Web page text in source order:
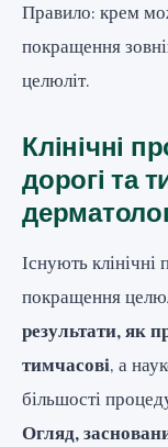
Правило: крем
покращення
целюліт.
Клінічні
дорогі та
Існують
покращення
результати, як
тимчасові, а
більшості
Огляд,